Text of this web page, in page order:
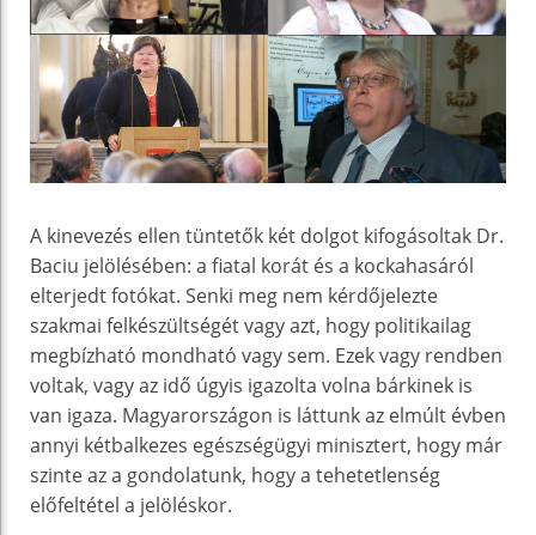
A kinevezés ellen tüntetők két dolgot kifogásoltak Dr.
Baciu jelölésében: a fiatal korát és a kockahasáról
elterjedt fotókat. Senki meg nem kérdőjelezte
szakmai felkészültségét vagy azt, hogy politikailag
megbízható mondható vagy sem. Ezek vagy rendben
voltak, vagy az idő úgyis igazolta volna bárkinek is
van igaza. Magyarországon is láttunk az elmúlt évben
annyi kétbalkezes egészségügyi minisztert, hogy már
szinte az a gondolatunk, hogy a tehetetlenség
előfeltétel a jelöléskor.